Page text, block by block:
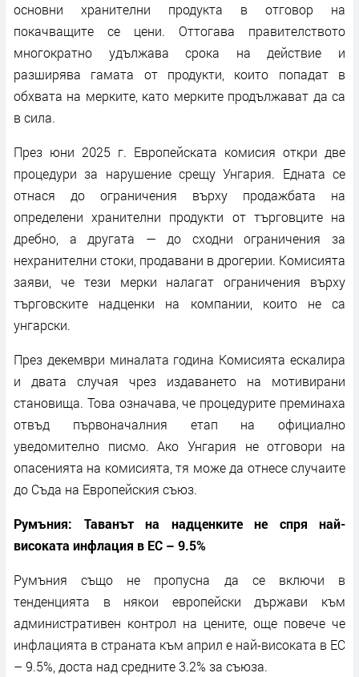
основни хранителни продукта в отговор на
покачващите се цени. Оттогава правителството
многократно удължава срока на действие и
разширява гамата от продукти, които попадат в
обхвата на мерките, като мерките продължават да са
в сила.
През юни 2025 г. Европейската комисия откри две
процедури за нарушение срещу Унгария. Едната се
отнася до ограничения върху продажбата на
определени хранителни продукти от търговците на
дребно, а другата — до сходни ограничения за
нехранителни стоки, продавани в дрогерии. Комисията
заяви, че тези мерки налагат ограничения върху
търговските надценки на компании, които не са
унгарски.
През декември миналата година Комисията ескалира
и двата случая чрез издаването на мотивирани
становища. Това означава, че процедурите преминаха
отвъд първоначалния етап на официално
уведомително писмо. Ако Унгария не отговори на
опасенията на комисията, тя може да отнесе случаите
до Съда на Европейския съюз.
Румъния: Таванът на надценките не спря най-
високата инфлация в ЕС – 9.5%
Румъния също не пропусна да се включи в
тенденцията в някои европейски държави към
административен контрол на цените, още повече че
инфлацията в страната към април е най-високата в ЕС
– 9.5%, доста над средните 3.2% за съюза.